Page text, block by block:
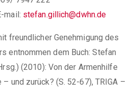
mail: stefan.gillich@dwhn.de
freundlicher Genehmigung des
entnommen dem Buch: Stefan
(2010): Von der Armenhilfe
und zurück? (S. 52-67), TRIGA –